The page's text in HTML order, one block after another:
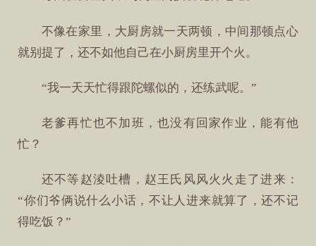
不像在家里，大厨房就一天两顿，中间那顿点心
就别提了，还不如他自己在小厨房里开个火。
“我一天天忙得跟陀螺似的，还练武呢。”
老爹再忙也不加班，也没有回家作业，能有他
忙？
还不等赵淩吐槽，赵王氏风风火火走了进来：
“你们爷俩说什么小话，不让人进来就算了，还不记
得吃饭？”